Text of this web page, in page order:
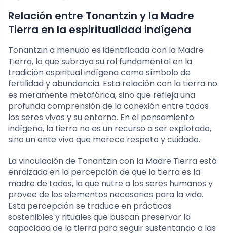
Relación entre Tonantzin y la Madre
Tierra en la espiritualidad indígena
Tonantzin a menudo es identificada con la Madre
Tierra, lo que subraya su rol fundamental en la
tradición espiritual indígena como símbolo de
fertilidad y abundancia. Esta relación con la tierra no
es meramente metafórica, sino que refleja una
profunda comprensión de la conexión entre todos
los seres vivos y su entorno. En el pensamiento
indígena, la tierra no es un recurso a ser explotado,
sino un ente vivo que merece respeto y cuidado.
La vinculación de Tonantzin con la Madre Tierra está
enraizada en la percepción de que la tierra es la
madre de todos, la que nutre a los seres humanos y
provee de los elementos necesarios para la vida.
Esta percepción se traduce en prácticas
sostenibles y rituales que buscan preservar la
capacidad de la tierra para seguir sustentando a las